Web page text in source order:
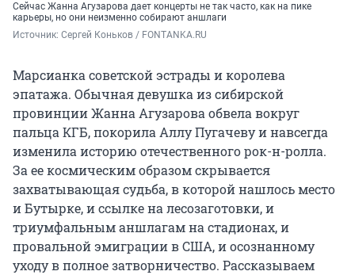
Сейчас Жанна Агузарова дает концерты не так часто, как на пике
карьеры, но они неизменно собирают аншлаги
Источник: Сергей Коньков / FONTANKA.RU
Марсианка советской эстрады и королева
эпатажа. Обычная девушка из сибирской
провинции Жанна Агузарова обвела вокруг
пальца КГБ, покорила Аллу Пугачеву и навсегда
изменила историю отечественного рок-н-ролла.
За ее космическим образом скрывается
захватывающая судьба, в которой нашлось место
и Бутырке, и ссылке на лесозаготовки, и
триумфальным аншлагам на стадионах, и
провальной эмиграции в США, и осознанному
уходу в полное затворничество. Рассказываем